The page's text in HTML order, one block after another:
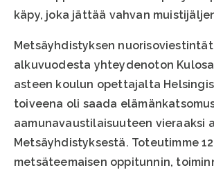
käpy, joka jättää vahvan
Metsäyhdistyksen
alkuvuodesta yhteydenoton
asteen koulun opettajalta
toiveena oli saada
aamunavaustilaisuuteen vieraaksi
Metsäyhdistyksestä. Toteutimme
metsäteemaisen oppitunnin,